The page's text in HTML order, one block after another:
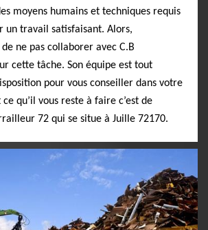
moyens humains et techniques requis
un travail satisfaisant. Alors,
de ne pas collaborer avec C.B
cette tâche. Son équipe est tout
pour vous conseiller dans votre
qu’il vous reste à faire c’est de
72 qui se situe à Juille 72170.